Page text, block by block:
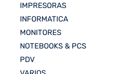
IMPRESORAS
INFORMATICA
MONITORES
NOTEBOOKS & PCS
PDV